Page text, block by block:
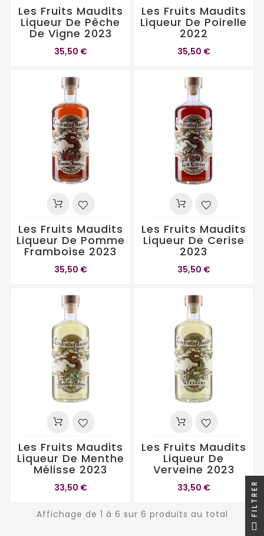
Les Fruits Maudits
Liqueur De Pêche
De Vigne 2023
35,50 €
Les Fruits Maudits
Liqueur De Poirelle
2022
35,50 €
Les Fruits Maudits
Liqueur De Pomme
Framboise 2023
35,50 €
Les Fruits Maudits
Liqueur De Cerise
2023
35,50 €
Les Fruits Maudits
Liqueur De Menthe
Mélisse 2023
33,50 €
Les Fruits Maudits
Liqueur De
Verveine 2023
33,50 €
Affichage de 1 à 6 sur 6 produits au total FILTRER